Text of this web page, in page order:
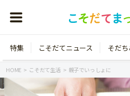
特集 こそだてニュース そだ
HOME こそだて生活 親子でいっしょに